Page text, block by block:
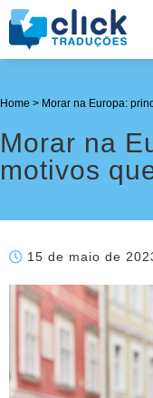
Home > Morar na Europa:
Morar na
motivos
15 de maio de